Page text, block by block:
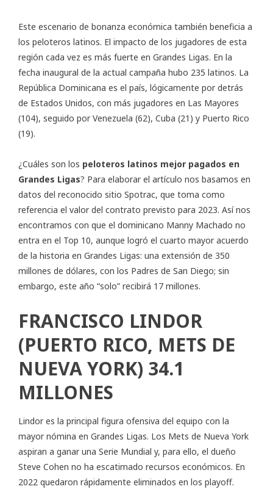
Este escenario de bonanza económica también beneficia a
los peloteros latinos. El impacto de los jugadores de esta
región cada vez es más fuerte en Grandes Ligas. En la
fecha inaugural de la actual campaña hubo 235 latinos. La
República Dominicana es el país, lógicamente por detrás
de Estados Unidos, con más jugadores en Las Mayores
(104), seguido por Venezuela (62), Cuba (21) y Puerto Rico
(19).
¿Cuáles son los peloteros latinos mejor pagados en
Grandes Ligas? Para elaborar el artículo nos basamos en
datos del reconocido sitio Spotrac, que toma como
referencia el valor del contrato previsto para 2023. Así nos
encontramos con que el dominicano Manny Machado no
entra en el Top 10, aunque logró el cuarto mayor acuerdo
de la historia en Grandes Ligas: una extensión de 350
millones de dólares, con los Padres de San Diego; sin
embargo, este año “solo” recibirá 17 millones.
FRANCISCO LINDOR
(PUERTO RICO, METS DE
NUEVA YORK) 34.1
MILLONES
Lindor es la principal figura ofensiva del equipo con la
mayor nómina en Grandes Ligas. Los Mets de Nueva York
aspiran a ganar una Serie Mundial y, para ello, el dueño
Steve Cohen no ha escatimado recursos económicos. En
2022 quedaron rápidamente eliminados en los playoff.